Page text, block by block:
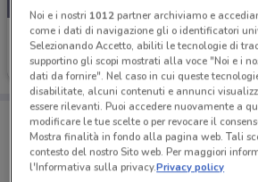
Compass
Scade il 31/01
Porta DoveConviene sempre
Puoi trovare le migliori offerte
salvarle e creare la tua lista del
dal tuo cellulare.
Noi e i nostri 1012partner archiviamo e
come i dati di navigazione gli o identificatori
Selezionando Accetto, abiliti le tecnologie di
supportino gli scopi mostrati alla voce "Noi e i
dati da fornire". Nel caso in cui queste
disabilitate, alcuni contenuti e annunci
essere rilevanti. Puoi accedere nuovamente a
modificare le tue scelte o per revocare il
Mostra finalità in fondo alla pagina web. Tali
contesto del nostro Sito web. Per maggiori
l'Informativa sulla privacy.Privacy policy